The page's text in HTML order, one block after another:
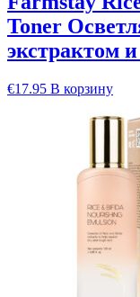
Toner
экстрактом
€17.95 В корзину